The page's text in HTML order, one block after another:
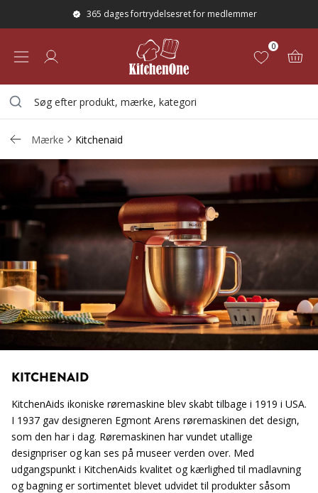
365 dages fortrydelsesret for medlemmer
0
Mærke Kitchenaid
KITCHENAID
KitchenAids ikoniske røremaskine blev skabt tilbage i 1919 i USA.
I 1937 gav designeren Egmont Arens røremaskinen det design,
som den har i dag. Røremaskinen har vundet utallige
designpriser og kan ses på museer verden over. Med
udgangspunkt i KitchenAids kvalitet og kærlighed til madlavning
og bagning er sortimentet blevet udvidet til produkter såsom